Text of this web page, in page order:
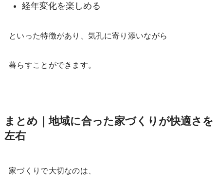
経年変化を楽しめる
といった特徴があり、気孔に寄り添いながら
暮らすことができます。
まとめ｜地域に合った家づくりが快適さを
左右
家づくりで大切なのは、